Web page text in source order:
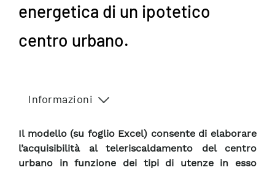
energetica di un ipotetico
centro urbano.
Informazioni
Il modello (su foglio Excel) consente di elaborare
l’acquisibilità al teleriscaldamento del centro
urbano in funzione dei tipi di utenze in esso